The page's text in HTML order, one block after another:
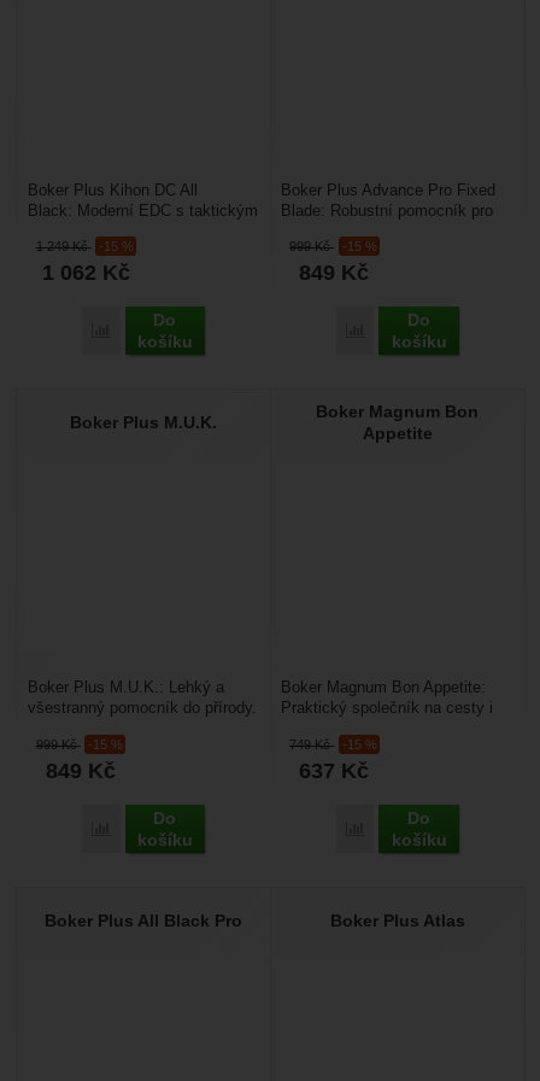
1 249Kč -15 %
1 062 Kč
Přidat 'Boker Plus Kihon DC All Black' k porovnání
Do
košíku
Boker Plus Kihon DC All
Black: Moderní EDC s taktickým
kapesní nůž pro každodenní...
999Kč -15 %
849 Kč
Přidat 'Boker Plus
Do
košíku
Boker Plus Advance Pro Fixed
Blade: Robustní pomocník pro
spolehlivý...
Boker Plus M.U.K.
999Kč -15 %
849 Kč
Přidat 'Boker Plus M.U.K.' k porovnání
Do
košíku
Boker Plus M.U.K.: Lehký a
všestranný pomocník do přírody.
čepelí, který...
Boker Magnum Bon
Appetite
749Kč -15 %
637 Kč
Přidat 'Boker Magnum
Do
košíku
Boker Magnum Bon Appetite:
Praktický společník na cesty i
příbor, který...
Boker Plus All Black Pro Boker Plus Atlas